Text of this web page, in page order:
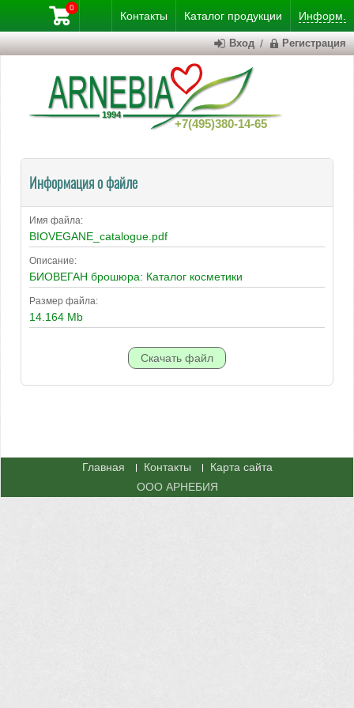
Контакты Каталог продукции Информ.
+7(495)380-14-65
0
Вход / Регистрация
Информация о файле
Имя файла:
BIOVEGANE_catalogue.pdf
Описание:
БИОВЕГАН брошюра: Каталог косметики
Размер файла:
14.164 Mb
Главная Контакты
Карта сайта
ООО АРНЕБИЯ